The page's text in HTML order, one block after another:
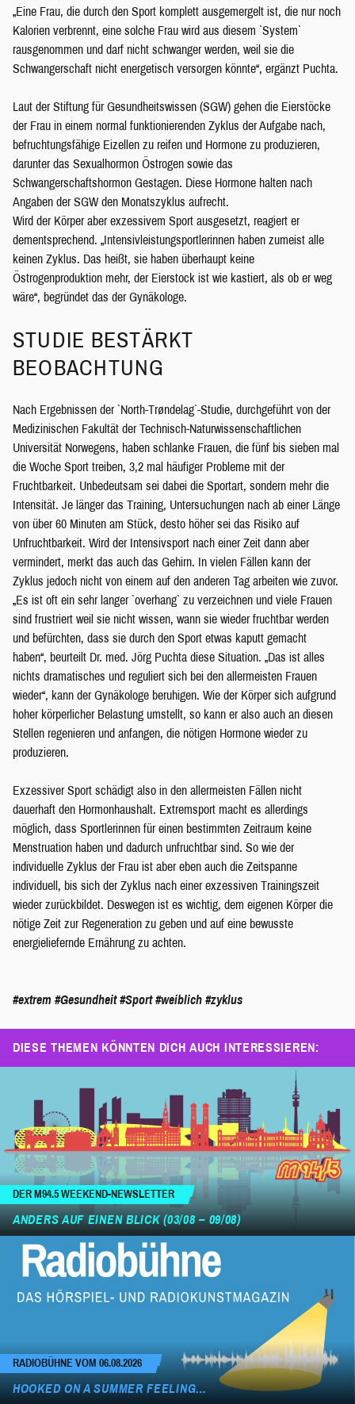
„Eine Frau, die durch den Sport komplett ausgemergelt ist, die nur noch
Kalorien verbrennt, eine solche Frau wird aus diesem `System`
rausgenommen und darf nicht schwanger werden, weil sie die
Schwangerschaft nicht energetisch versorgen könnte“, ergänzt Puchta.
Laut der Stiftung für Gesundheitswissen (SGW) gehen die Eierstöcke
der Frau in einem normal funktionierenden Zyklus der Aufgabe nach,
befruchtungsfähige Eizellen zu reifen und Hormone zu produzieren,
darunter das Sexualhormon Östrogen sowie das
Schwangerschaftshormon Gestagen. Diese Hormone halten nach
Angaben der SGW den Monatszyklus aufrecht.
Wird der Körper aber exzessivem Sport ausgesetzt, reagiert er
dementsprechend. „Intensivleistungsportlerinnen haben zumeist alle
keinen Zyklus. Das heißt, sie haben überhaupt keine
Östrogenproduktion mehr, der Eierstock ist wie kastiert, als ob er weg
wäre“, begründet das der Gynäkologe.
STUDIE BESTÄRKT
BEOBACHTUNG
Nach Ergebnissen der `North-Trøndelag`-Studie, durchgeführt von der
Medizinischen Fakultät der Technisch-Naturwissenschaftlichen
Universität Norwegens, haben schlanke Frauen, die fünf bis sieben mal
die Woche Sport treiben, 3,2 mal häufiger Probleme mit der
Fruchtbarkeit. Unbedeutsam sei dabei die Sportart, sondern mehr die
Intensität. Je länger das Training, Untersuchungen nach ab einer Länge
von über 60 Minuten am Stück, desto höher sei das Risiko auf
Unfruchtbarkeit. Wird der Intensivsport nach einer Zeit dann aber
vermindert, merkt das auch das Gehirn. In vielen Fällen kann der
Zyklus jedoch nicht von einem auf den anderen Tag arbeiten wie zuvor.
„Es ist oft ein sehr langer `overhang` zu verzeichnen und viele Frauen
sind frustriert weil sie nicht wissen, wann sie wieder fruchtbar werden
und befürchten, dass sie durch den Sport etwas kaputt gemacht
haben“, beurteilt Dr. med. Jörg Puchta diese Situation. „Das ist alles
nichts dramatisches und reguliert sich bei den allermeisten Frauen
wieder“, kann der Gynäkologe beruhigen. Wie der Körper sich aufgrund
hoher körperlicher Belastung umstellt, so kann er also auch an diesen
Stellen regenieren und anfangen, die nötigen Hormone wieder zu
produzieren.
Exzessiver Sport schädigt also in den allermeisten Fällen nicht
dauerhaft den Hormonhaushalt. Extremsport macht es allerdings
möglich, dass Sportlerinnen für einen bestimmten Zeitraum keine
Menstruation haben und dadurch unfruchtbar sind. So wie der
individuelle Zyklus der Frau ist aber eben auch die Zeitspanne
individuell, bis sich der Zyklus nach einer exzessiven Trainingszeit
wieder zurückbildet. Deswegen ist es wichtig, dem eigenen Körper die
nötige Zeit zur Regeneration zu geben und auf eine bewusste
energieliefernde Ernährung zu achten.
#extrem #Gesundheit #Sport #weiblich #zyklus
DIESE THEMEN KÖNNTEN DICH AUCH INTERESSIEREN:
DER M94.5 WEEKEND-NEWSLETTER
ANDERS AUF EINEN BLICK (03/08 – 09/08)
RADIOBÜHNE VOM 06.08.2026
HOOKED ON A SUMMER FEELING…